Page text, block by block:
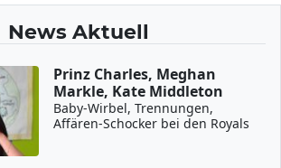
News Aktuell
Prinz Charles, Meghan
Markle, Kate Middleton
Baby-Wirbel, Trennungen,
Affären-Schocker bei den Royals